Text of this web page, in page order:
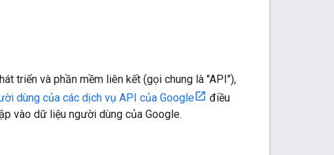
triển và phần mềm liên kết (gọi chung là "API"),
dùng của các dịch vụ API của Google
điều
vào dữ liệu người dùng của Google.